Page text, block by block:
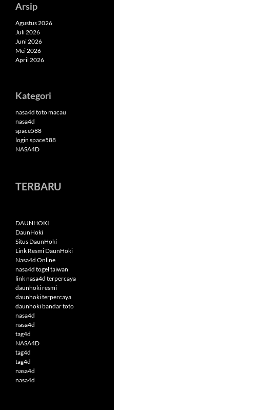
Arsip
Agustus 2026
Juli 2026
Juni 2026
Mei 2026
April 2026
Kategori
nasa4d toto macau
nasa4d
space588
login space588
NASA4D
TERBARU
DAUNHOKI
DaunHoki
Situs DaunHoki
Link Resmi DaunHoki
Nasa4d Online
nasa4d togel taiwan
link nasa4d terpercaya
daunhoki resmi
daunhoki terpercaya
daunhoki bandar toto
nasa4d
nasa4d
tag4d
NASA4D
tag4d
tag4d
nasa4d
nasa4d